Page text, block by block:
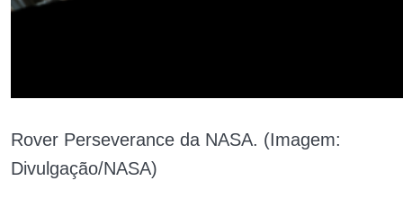
Rover Perseverance da NASA. (Imagem:
Divulgação/NASA)